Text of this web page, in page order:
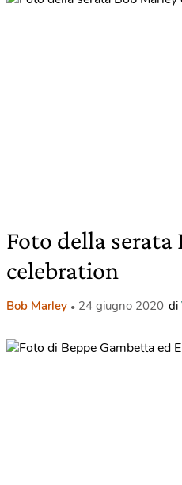
Foto della serata
celebration
Bob Marley 24 giugno 2020 di